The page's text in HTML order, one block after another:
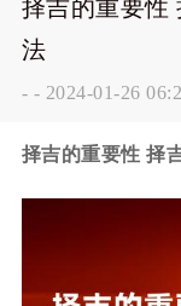
择吉的重要性
法
- - 2024-01-26
择吉的重要性 择